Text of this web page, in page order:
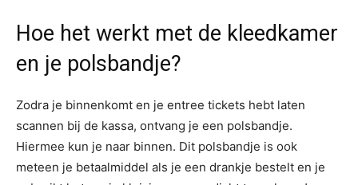
Hoe het werkt met de kleedkamer
en je polsbandje?
Zodra je binnenkomt en je entree tickets hebt laten
scannen bij de kassa, ontvang je een polsbandje.
Hiermee kun je naar binnen. Dit polsbandje is ook
meteen je betaalmiddel als je een drankje bestelt en je